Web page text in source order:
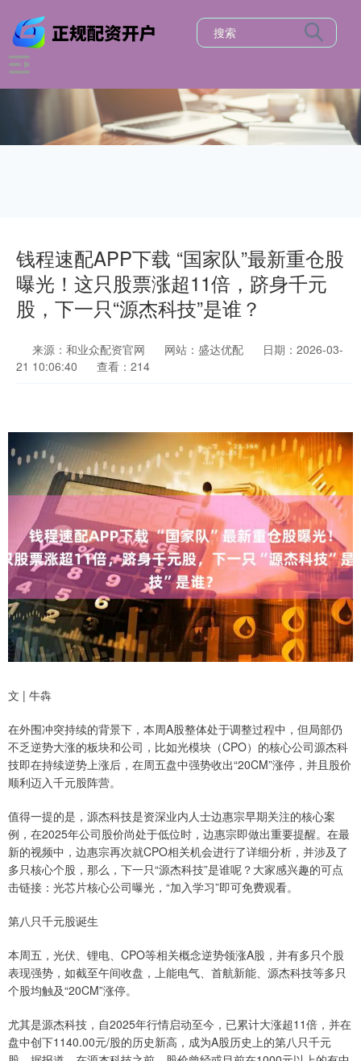
钱程速配APP下载 “国家队”最新重仓股
曝光！这只股票涨超11倍，跻身千元
股，下一只“源杰科技”是谁？
来源：和业众配资官网 网站：盛达优配
日期：2026-03-
21 10:06:40
查看：214
文 | 牛犇
在外围冲突持续的背景下，本周A股整体处于调整过程中，但局部仍
不乏逆势大涨的板块和公司，比如光模块（CPO）的核心公司源杰科
技即在持续逆势上涨后，在周五盘中强势收出“20CM”涨停，并且股价
顺利迈入千元股阵营。
值得一提的是，源杰科技是资深业内人士边惠宗早期关注的核心案
例，在2025年公司股价尚处于低位时，边惠宗即做出重要提醒。在最
新的视频中，边惠宗再次就CPO相关机会进行了详细分析，并涉及了
多只核心个股，那么，下一只“源杰科技”是谁呢？大家感兴趣的可点
击链接：光芯片核心公司曝光，“加入学习”即可免费观看。
第八只千元股诞生
本周五，光伏、锂电、CPO等相关概念逆势领涨A股，并有多只个股
表现强势，如截至午间收盘，上能电气、首航新能、源杰科技等多只
个股均触及“20CM”涨停。
尤其是源杰科技，自2025年行情启动至今，已累计大涨超11倍，并在
盘中创下1140.00元/股的历史新高，成为A股历史上的第八只千元